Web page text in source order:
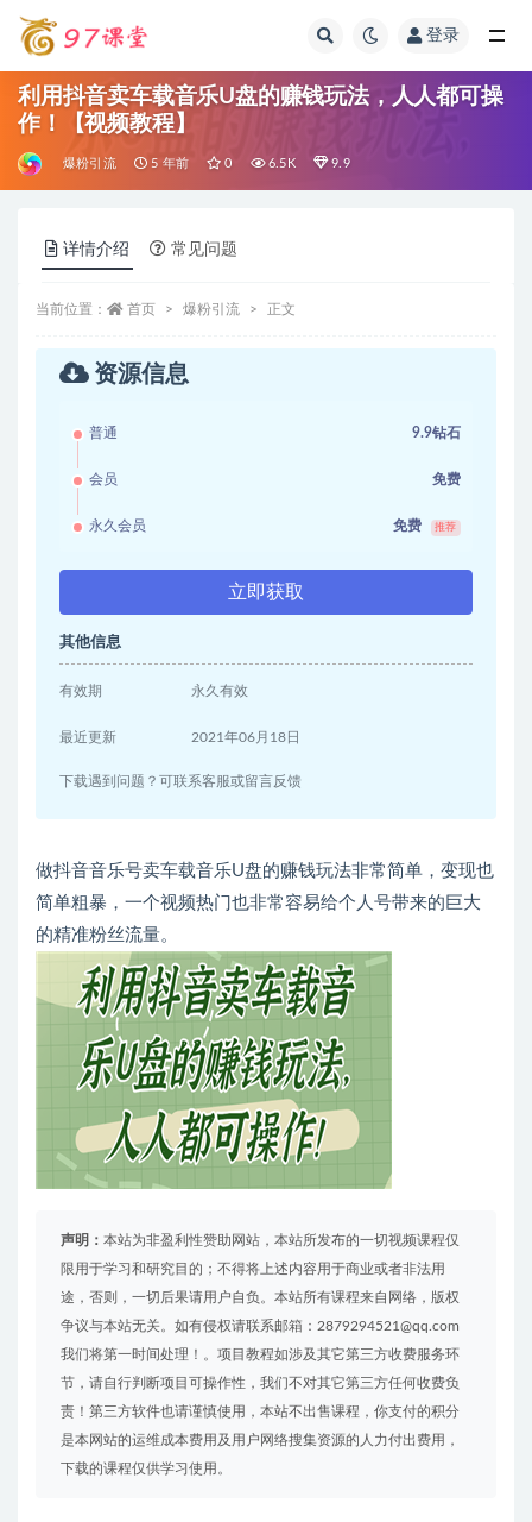
登录
利用抖音卖车载音乐U盘的赚钱玩法，人人都可操
作！【视频教程】
爆粉引流 5 年前 0 6.5K 9.9
详情介绍 常见问题
当前位置： 首页 爆粉引流 正文
资源信息
普通 9.9钻石
会员 免费
永久会员 免费 推荐
立即获取
其他信息
有效期 永久有效
最近更新 2021年06月18日
下载遇到问题？可联系客服或留言反馈
做抖音音乐号卖车载音乐U盘的赚钱玩法非常简单，变现也
简单粗暴，一个视频热门也非常容易给个人号带来的巨大
的精准粉丝流量。
声明： 本站为非盈利性赞助网站，本站所发布的一切视频课程仅
限用于学习和研究目的；不得将上述内容用于商业或者非法用
途，否则，一切后果请用户自负。本站所有课程来自网络，版权
争议与本站无关。如有侵权请联系邮箱：2879294521@qq.com
我们将第一时间处理！。项目教程如涉及其它第三方收费服务环
节，请自行判断项目可操作性，我们不对其它第三方任何收费负
责！第三方软件也请谨慎使用，本站不出售课程，你支付的积分
是本网站的运维成本费用及用户网络搜集资源的人力付出费用，
下载的课程仅供学习使用。